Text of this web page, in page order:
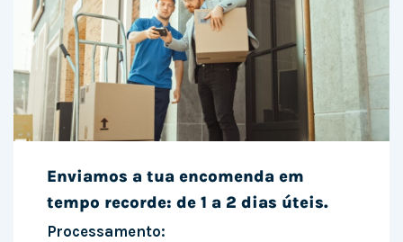
Enviamos a tua encomenda em
tempo recorde: de 1 a 2 dias úteis.
Processamento: